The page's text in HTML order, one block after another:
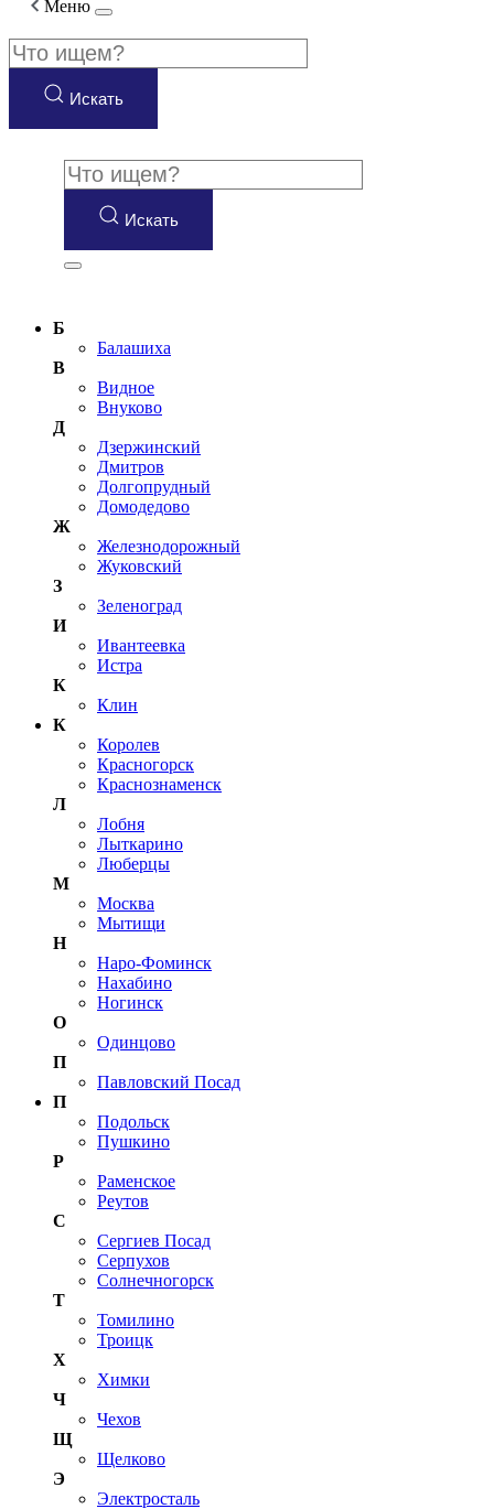
Меню
Искать
Искать
Б
Балашиха
В
Видное
Внуково
Д
Дзержинский
Дмитров
Долгопрудный
Домодедово
Ж
Железнодорожный
Жуковский
З
Зеленоград
И
Ивантеевка
Истра
К
Клин
К
Королев
Красногорск
Краснознаменск
Л
Лобня
Лыткарино
Люберцы
М
Москва
Мытищи
Н
Наро-Фоминск
Нахабино
Ногинск
О
Одинцово
П
Павловский Посад
П
Подольск
Пушкино
Р
Раменское
Реутов
С
Сергиев Посад
Серпухов
Солнечногорск
Т
Томилино
Троицк
Х
Химки
Ч
Чехов
Щ
Щелково
Э
Электросталь